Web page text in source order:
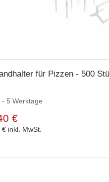
für Pizzen - 500
- 5 Werktage
€
€ inkl. MwSt.